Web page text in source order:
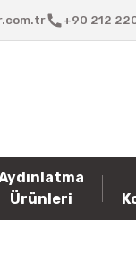
+90 212
Ürünleri